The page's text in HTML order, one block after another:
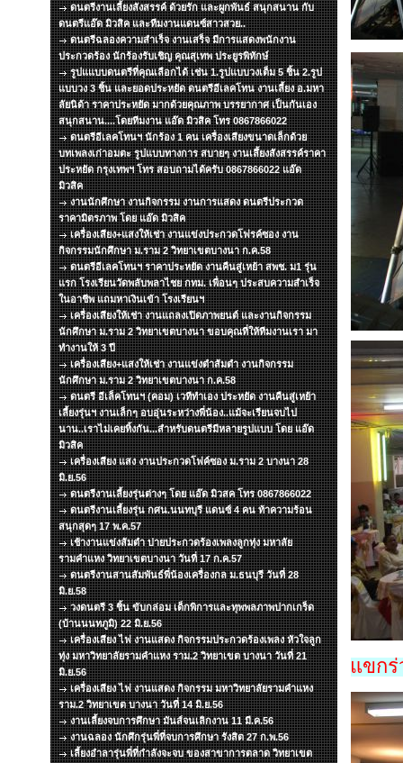
ดนตรีงานเลี้ยงสังสรรค์ ด้วยรัก และผูกพันธ์ สนุกสนาน กับ
ดนตรีแอ๊ด มิวสิค และทีมงานแดนซ์สาวสวย..
ดนตรีฉลองความสำเร็จ งานเสร็จ มีการแสดงพนักงาน
ประกวดร้อง นักร้องรับเชิญ คุณสุเทพ ประยูรพิทักษ์
รูปแแบบดนตรีที่คุณเลือกได้ เช่น 1.รูปแบบวงเต็ม 5 ชิ้น 2.รูป
แบบวง 3 ชิ้น และยอดประหยัด ดนตรีอีเลคโทน งานเลี้ยง อ.มหา
ลัยนิด้า ราคาประหยัด มากด้วยคุณภาพ บรรยากาศ เป็นกันเอง
สนุกสนาน....โดยทีมงาน แอ๊ด มิวสิค โทร 0867866022
ดนตรีอีเลคโทนฯ นักร้อง 1 คน เครื่องเสียงขนาดเล็กด้วย
บทเพลงเก่าอมตะ รูปแบบทางการ สบายๆ งานเลึ้ยงสังสรรค์ราคา
ประหยัด กรุงเทพฯ โทร สอบถามได้ครับ 0867866022 แอ๊ด
มิวสิค
งานนักศึกษา งานกิจกรรม งานการแสดง ดนตรีประกวด
ราคามิตรภาพ โดย แอ๊ด มิวสิค
เครื่องเสียง+แสงให้เช่า งานแข่งประกวดโฟรค์ซอง งาน
กิจกรรมนักศึกษา ม.ราม 2 วิทยาเขตบางนา ก.ค.58
ดนตรีอีเลคโทนฯ ราคาประหยัด งานคืนสู่เหย้า สพช. ม1 รุ่น
แรก โรงเรียนวัดพลับพลาไชย กทม. เพื่อนๆ ประสบความสำเร็จ
ในอาชีพ แถมหาเงินเข้า โรงเรียนฯ
เครื่องเสียงให้เช่า งานแถลงเปิดภาพยนต์ และงานกิจกรรม
นักศึกษา ม.ราม 2 วิทยาเขตบางนา ขอบคุณที่ให้ทีมงานเรา มา
ทำงานให้ 3 ปี
เครื่องเสียง+แสงให้เช่า งานแข่งตำส้มตำ งานกิจกรรม
นักศึกษา ม.ราม 2 วิทยาเขตบางนา ก.ค.58
ดนตรี อีเล็คโทนฯ (คอม) เวทีทำเอง ประหยัด งานคืนสู่เหย้า
เลี้ยงรุ่นฯ งานเล็กๆ อบอุ่นระหว่างพี่น้อง..แม้จะเรียนจบไป
นาน..เราไม่เคยทิ้งกัน...สำหรับดนตรีมีหลายรูปแบบ โดย แอ๊ด
มิวสิค
เครื่องเสียง แสง งานประกวดโฟค์ซอง ม.ราม 2 บางนา 28
มิ.ย.56
ดนตรีงานเลี้ยงรุ่นต่างๆ โดย แอ๊ด มิวสค โทร 0867866022
ดนตรีงานเลี้ยงรุ่น กศน.นนทบุรี แดนซ์ 4 คน ท้าความร้อน
สนุกสุดๆ 17 พ.ค.57
เช้างานแข่งส้มตำ บ่ายประกวดร้องเพลงลูกทุ่ง มหาลัย
รามคำแหง วิทยาเขตบางนา วันที่ 17 ก.ค.57
ดนตรีงานสานสัมพันธ์พี่น้องเครื่องกล ม.ธนบุรี วันที่ 28
มิ.ย.58
วงดนตรี 3 ชิ้น ขับกล่อม เด็กพิการและทุพพลภาพปากเกร็ด
(บ้านนนทภูมิ) 22 มิ.ย.56
เครื่องเสียง ไฟ งานแสดง กิจกรรมประกวดร้องเพลง หัวใจลูก
ทุ่ง มหาวิทยาลัยรามคำแหง ราม.2 วิทยาเขต บางนา วันที่ 21
มิ.ย.56
เครื่องเสียง ไฟ งานแสดง กิจกรรม มหาวิทยาลัยรามคำแหง
ราม.2 วิทยาเขต บางนา วันที่ 14 มิ.ย.56
งานเลี้ยงจบการศึกษา มันส์จนเลิกงาน 11 มี.ค.56
งานฉลอง นักศึกรุ่นพี่ที่จบการศึกษา รังสิต 27 ก.พ.56
เลี้ยงอำลารุ่นพี่ที่กำลังจะจบ ของสาขาการตลาด วิทยาเขต
แขกร่